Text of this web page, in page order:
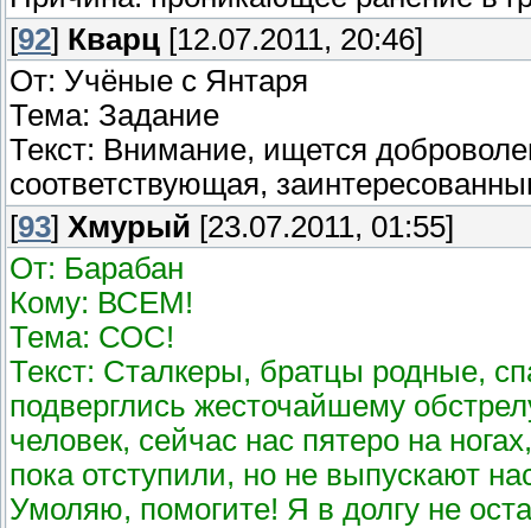
[92] Кварц [12.07.2011, 20:46]
От: Учёные с Янтаря
Тема: Задание
Текст: Внимание, ищется
соответствующая,
[93] Хмурый [23.07.2011, 01:55]
От: Барабан
Кому: ВСЕМ!
Тема: СОС!
Текст: Сталкеры, братцы родные,
подверглись жесточайшему
человек, сейчас нас пятеро на
пока отступили, но не выпускают
Умоляю, помогите! Я в долгу не